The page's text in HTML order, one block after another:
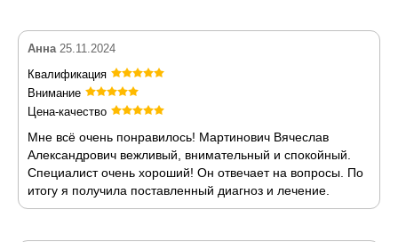
Анна 25.11.2024
Квалификация
Внимание
Цена-качество
Мне всё очень понравилось! Мартинович Вячеслав
Александрович вежливый, внимательный и спокойный.
Специалист очень хороший! Он отвечает на вопросы. По
итогу я получила поставленный диагноз и лечение.